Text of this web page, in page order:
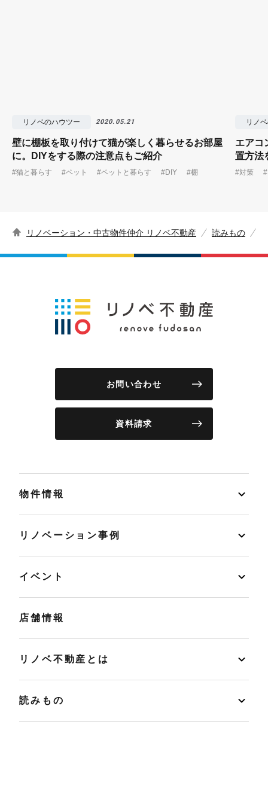
リノベのハウツー 2020.05.21
壁に棚板を取り付けて猫が楽しく暮らせるお部屋
に。DIYをする際の注意点もご紹介
#猫と暮らす #ペット #ペットと暮らす #DIY #棚
リノ
エアコ
置方法
#対策
リノベーション・中古物件仲介 リノベ不動産 読みもの
お問い合わせ
資料請求
物件情報
リノベーション事例
イベント
店舗情報
リノベ不動産とは
読みもの